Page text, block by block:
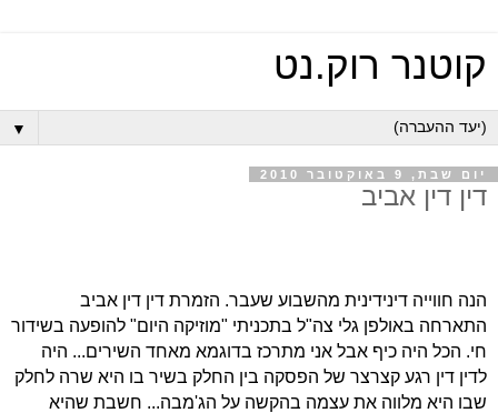
קוטנר רוק.נט
▼
יום שבת, 9 באוקטובר 2010
דין דין אביב
הנה חווייה דינידינית מהשבוע שעבר. הזמרת דין דין אביב
התארחה באולפן גלי צה"ל בתכניתי "מוזיקה היום" להופעה בשידור
חי. הכל היה כיף אבל אני מתרכז בדוגמא מאחד השירים... היה
לדין דין רגע קצרצר של הפסקה בין החלק בשיר בו היא שרה לחלק
שבו היא מלווה את עצמה בהקשה על הג'מבה... חשבת שהיא